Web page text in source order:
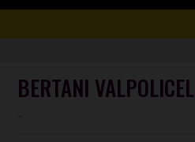
BERTANI